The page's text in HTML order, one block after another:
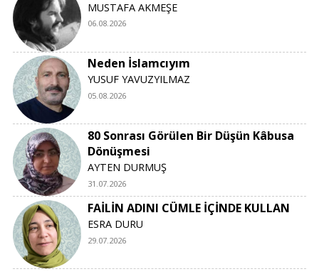
MUSTAFA AKMEŞE
06.08.2026
Neden İslamcıyım
YUSUF YAVUZYILMAZ
05.08.2026
80 Sonrası Görülen Bir Düşün Kâbusa
Dönüşmesi
AYTEN DURMUŞ
31.07.2026
FAİLİN ADINI CÜMLE İÇİNDE KULLAN
ESRA DURU
29.07.2026